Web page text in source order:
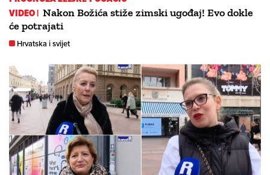
VIDEO | Nakon Božića stiže zimski ugođaj! Evo dokle
će potrajati
Hrvatska i svijet